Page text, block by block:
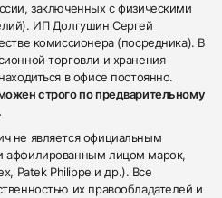
заключенных с физическими
ИП Долгушин Сергей
комиссионера (посредника). В
торговли и хранения
в офисе постоянно.
строго по предварительному
не является официальным
аффилированным лицом марок,
Patek Philippe и др.). Все
их правообладателей и